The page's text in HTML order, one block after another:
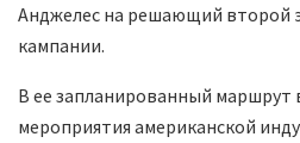
Анджелес на решающий второй
кампании.
В ее запланированный маршрут
мероприятия американской